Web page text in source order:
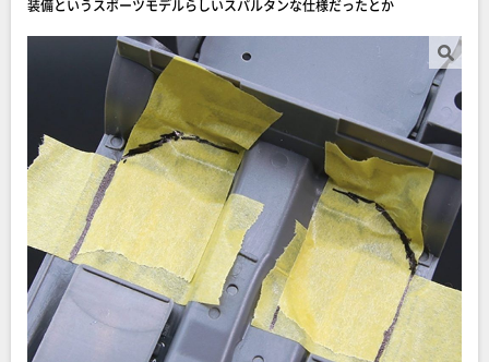
装備というスポーツモデルらしいスパルタンな仕様だったとか